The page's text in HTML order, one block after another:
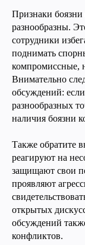
Признаки
разнообразны.
сотрудники
поднимать
компромиссные,
Внимательно
обсуждений:
разнообразных
наличия боязни
Также обратите
реагируют на
защищают свои
проявляют
открытых
обсуждений
конфликтов.